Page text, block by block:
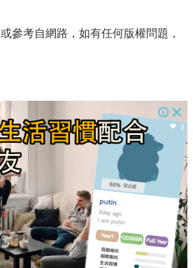
參考自網路，如有任何版權問題，